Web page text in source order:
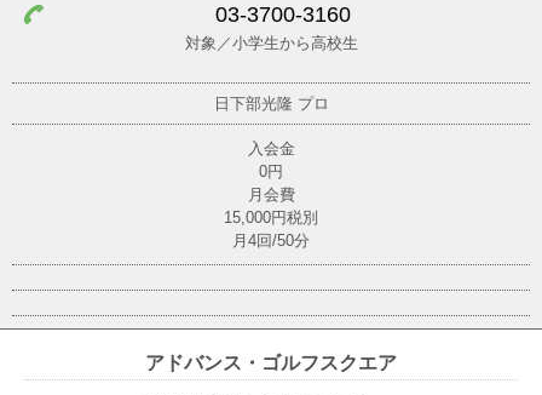
03-3700-3160
対象／小学生から高校生
日下部光隆 プロ
入会金
0円
月会費
15,000円税別
月4回/50分
アドバンス・ゴルフスクエア